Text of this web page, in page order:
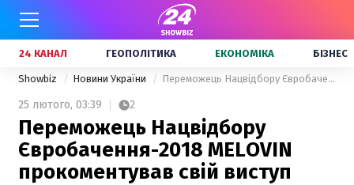
24 КАНАЛ ГЕОПОЛІТИКА ЕКОНОМІКА БІЗНЕС
Showbiz Новини України Переможець Нацвідбору Євробачення-2018 MELOVIN прокоментував свій виступ
25 лютого, 03:39 2
Переможець Нацвідбору
Євробачення-2018 MELOVIN
прокоментував свій виступ